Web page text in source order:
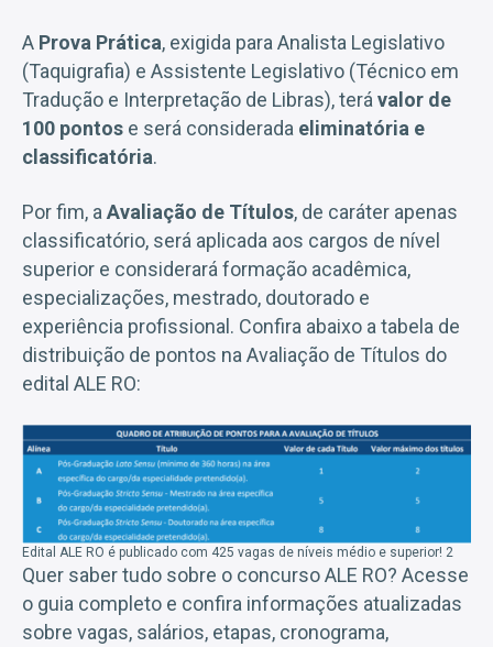
A Prova Prática, exigida para Analista Legislativo
(Taquigrafia) e Assistente Legislativo (Técnico em
Tradução e Interpretação de Libras), terá valor de
100 pontos e será considerada eliminatória e
classificatória.
Por fim, a Avaliação de Títulos, de caráter apenas
classificatório, será aplicada aos cargos de nível
superior e considerará formação acadêmica,
especializações, mestrado, doutorado e
experiência profissional. Confira abaixo a tabela de
distribuição de pontos na Avaliação de Títulos do
edital ALE RO:
Edital ALE RO é publicado com 425 vagas de níveis médio e superior! 2
Quer saber tudo sobre o concurso ALE RO? Acesse
o guia completo e confira informações atualizadas
sobre vagas, salários, etapas, cronograma,